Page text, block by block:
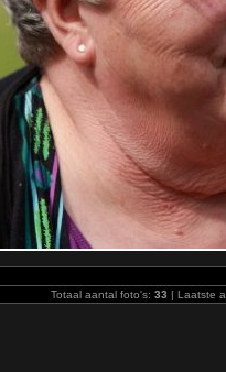
Totaal aantal foto's: 33 | Laatste